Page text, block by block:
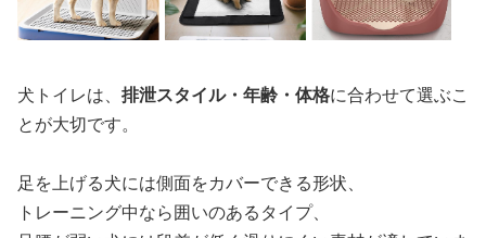
犬トイレは、 排泄スタイル・年齢・体格に合わせて選ぶこ
とが大切です。
足を上げる犬には側面をカバーできる形状、
トレーニング中なら囲いのあるタイプ、